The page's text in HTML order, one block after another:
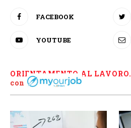
FACEBOOK
YOUTUBE
ORIENTAMENTO AL LAVORO.
con